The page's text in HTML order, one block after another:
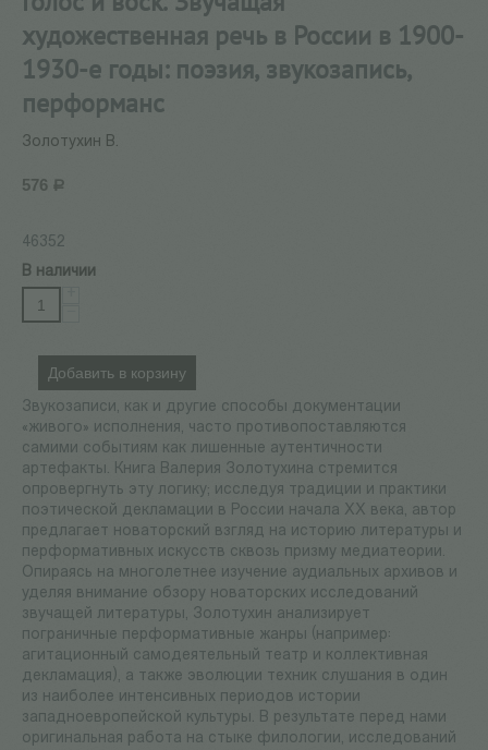
художественная речь в России в 1900-
1930-е годы: поэзия, звукозапись,
перформанс
Золотухин В.
576 Р
46352
В наличии
Добавить в корзину
Звукозаписи, как и другие способы документации
«живого» исполнения, часто противопоставляются
самими событиям как лишенные аутентичности
артефакты. Книга Валерия Золотухина стремится
опровергнуть эту логику; исследуя традиции и практики
поэтической декламации в России начала XX века, автор
предлагает новаторский взгляд на историю литературы и
перформативных искусств сквозь призму медиатеории.
Опираясь на многолетнее изучение аудиальных архивов и
уделяя внимание обзору новаторских исследований
звучащей литературы, Золотухин анализирует
пограничные перформативные жанры (например:
агитационный самодеятельный театр и коллективная
декламация), а также эволюции техник слушания в один
из наиболее интенсивных периодов истории
западноевропейской культуры. В результате перед нами
оригинальная работа на стыке филологии, исследований